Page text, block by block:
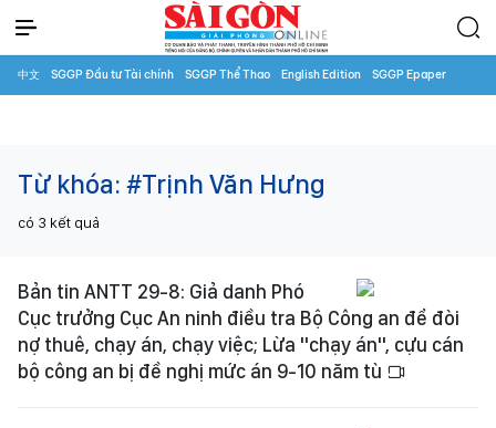
中文 SGGP Đầu tư Tài chính SGGP Thể Thao English Edition SGGP Epaper
Từ khóa: #Trịnh Văn Hưng
có 3 kết quả
Bản tin ANTT 29-8: Giả danh Phó
Cục trưởng Cục An ninh điều tra Bộ Công an để đòi
nợ thuê, chạy án, chạy việc; Lừa "chạy án", cựu cán
bộ công an bị đề nghị mức án 9-10 năm tù